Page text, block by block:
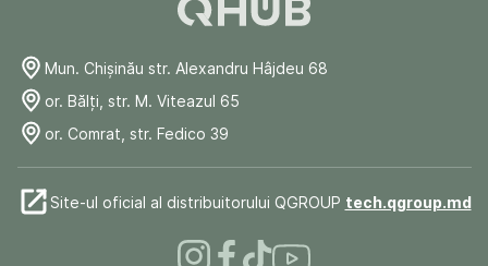
Mun. Chişinău str. Alexandru Hâjdeu 68
or. Bălți, str. M. Viteazul 65
or. Comrat, str. Fedico 39
Site-ul oficial al distribuitorului QGROUP tech.qgroup.md